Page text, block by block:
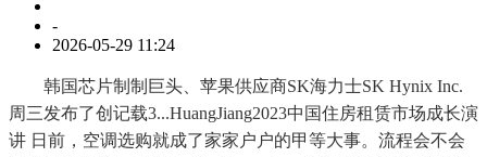
-
2026-05-29 11:24
韩国芯片制制巨头、苹果供应商SK海力士SK Hynix Inc.
周三发布了创记载3...HuangJiang2023中国住房租赁市场成长演
讲 日前，空调选购就成了家家户户的甲等大事。流程会不会